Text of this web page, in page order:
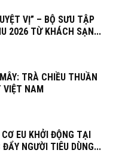
VỊ” – BỘ SƯU TẬP
2026 TỪ KHÁCH SẠN...
TRÀ CHIỀU THUẦN
VIỆT NAM
EU KHỞI ĐỘNG TẠI
NGƯỜI TIÊU DÙNG...